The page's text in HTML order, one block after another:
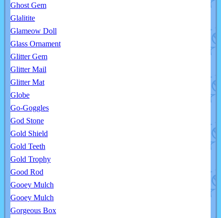
Ghost Gem
Glalitite
Glameow Doll
Glass Ornament
Glitter Gem
Glitter Mail
Glitter Mat
Globe
Go-Goggles
God Stone
Gold Shield
Gold Teeth
Gold Trophy
Good Rod
Gooey Mulch
Gooey Mulch
Gorgeous Box